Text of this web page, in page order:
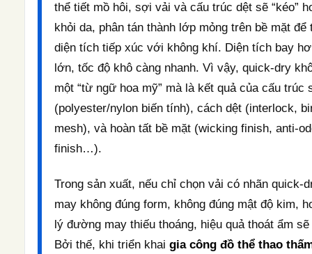
thể tiết mồ hôi, sợi vải và cấu trúc dệt sẽ “kéo”
khỏi da, phân tán thành lớp mỏng trên bề mặt để
diện tích tiếp xúc với không khí. Diện tích bay
lớn, tốc độ khô càng nhanh. Vì vậy, quick-dry
một “từ ngữ hoa mỹ” mà là kết quả của cấu trúc
(polyester/nylon biến tính), cách dệt (interlock,
mesh), và hoàn tất bề mặt (wicking finish, anti-
finish…).
Trong sản xuất, nếu chỉ chọn vải có nhãn quick-
may không đúng form, không đúng mật độ kim,
lý đường may thiếu thoáng, hiệu quả thoát ẩm sẽ
Bởi thế, khi triển khai gia công đồ thể thao